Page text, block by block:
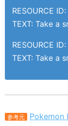
RESOURCE
TEXT: Take a
RESOURCE
TEXT: Take a
参考元
Pokemon